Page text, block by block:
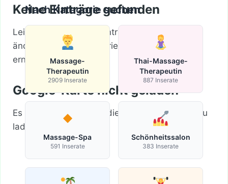
Keine Einträge gefunden
Leider wurden keine Einträge gefunden. Bitte
ändere deine Suchkriterien und versuche es
erneut.
Google-Karte nicht geladen
Es ist leider unmöglich die Google-Maps-API zu
laden.
Nach Kategorie suchen
Massage-
Therapeutin
2909 Inserate
Thai-Massage-
Therapeutin
887 Inserate
Massage-Spa
591 Inserate
Schönheitssalon
383 Inserate